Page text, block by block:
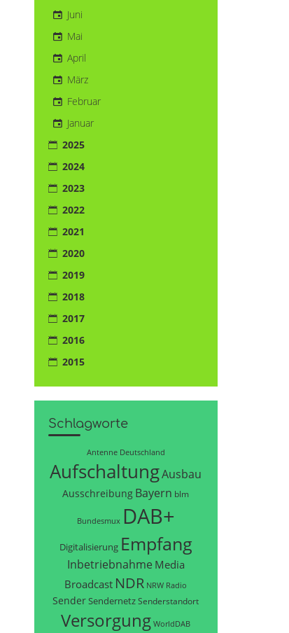
Juni
Mai
April
März
Februar
Januar
2025
2024
2023
2022
2021
2020
2019
2018
2017
2016
2015
Schlagworte
Antenne Deutschland
AufschaltungAusbau
Ausschreibung Bayern blm
Bundesmux DAB+
Digitalisierung Empfang
Inbetriebnahme Media
Broadcast NDR NRW Radio
SenderSendernetzSenderstandort
Versorgung WorldDAB